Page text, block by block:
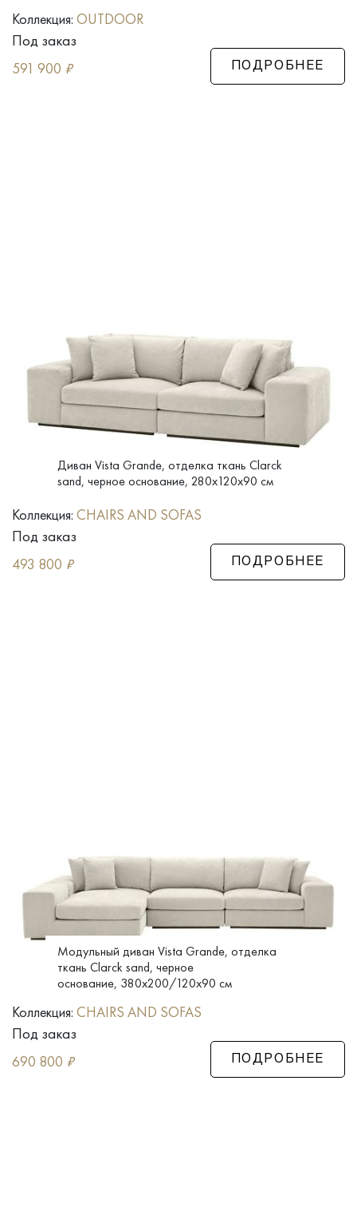
Коллекция: OUTDOOR
Под заказ
591 900 ₽ ПОДРОБНЕЕ
Диван Vista Grande, отделка ткань Clarck
sand, черное основание, 280x120x90 см
Коллекция: CHAIRS AND SOFAS
Под заказ
493 800 ₽ ПОДРОБНЕЕ
Модульный диван Vista Grande, отделка
ткань Clarck sand, черное
основание, 380x200/120x90 см
Коллекция: CHAIRS AND SOFAS
Под заказ
690 800 ₽ ПОДРОБНЕЕ